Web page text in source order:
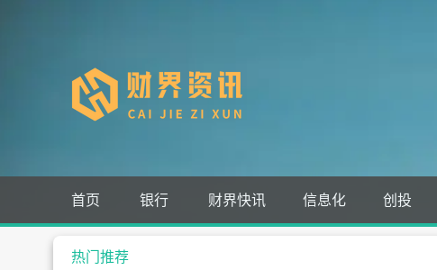
首页 银行 财界快讯 信息化 创投
热门推荐